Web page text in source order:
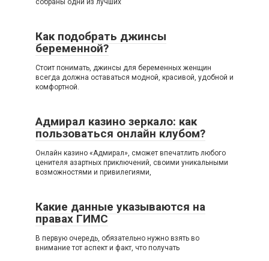
собраны одни из лучших
Как подобрать джинсы
беременной?
Стоит понимать, джинсы для беременных женщин
всегда должна оставаться модной, красивой, удобной и
комфортной.
Адмирал казино зеркало: как
пользоваться онлайн клубом?
Онлайн казино «Адмирал», сможет впечатлить любого
ценителя азартных приключений, своими уникальными
возможностями и привилегиями,
Какие данные указываются на
правах ГИМС
В первую очередь, обязательно нужно взять во
внимание тот аспект и факт, что получать